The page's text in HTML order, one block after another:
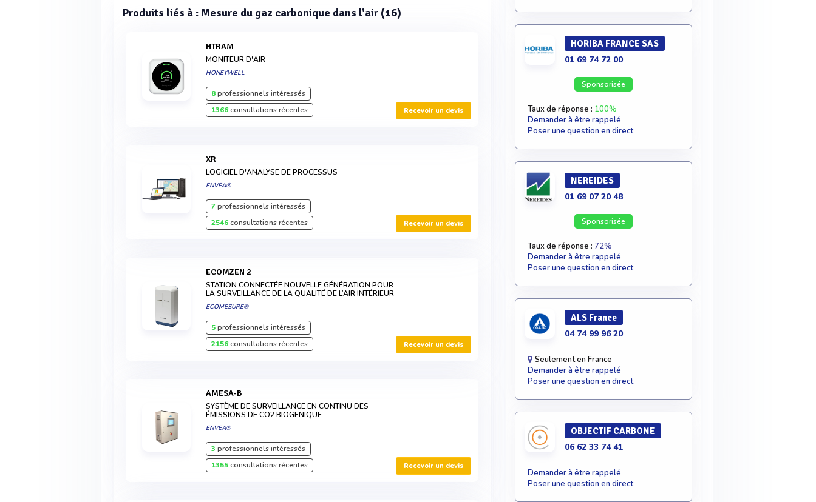
Produits liés à : Mesure du gaz carbonique dans l'air (16)
HTRAM
MONITEUR D'AIR
HONEYWELL
8professionnels intéressés
1366consultations récentes Recevoir un devis
XR
LOGICIEL D'ANALYSE DE PROCESSUS
ENVEA®
7professionnels intéressés
2546consultations récentes Recevoir un devis
ECOMZEN 2
STATION CONNECTÉE NOUVELLE GÉNÉRATION POUR
LA SURVEILLANCE DE LA QUALITÉ DE L’AIR INTÉRIEUR
ECOMESURE®
5professionnels intéressés
2156consultations récentes Recevoir un devis
AMESA-B
SYSTÈME DE SURVEILLANCE EN CONTINU DES
ÉMISSIONS DE CO2 BIOGENIQUE
ENVEA®
3 professionnels intéressés
1355consultations récentes Recevoir un devis
HORIBA FRANCE SAS
01 69 74 72 00
Sponsorisée
Taux de réponse : 100%
Demander à être rappelé
Poser une question en direct
NEREIDES
01 69 07 20 48
Sponsorisée
Taux de réponse : 72%
Demander à être rappelé
Poser une question en direct
ALS France
04 74 99 96 20
Seulement en France
Demander à être rappelé
Poser une question en direct
OBJECTIF CARBONE
06 62 33 74 41
Demander à être rappelé
Poser une question en direct